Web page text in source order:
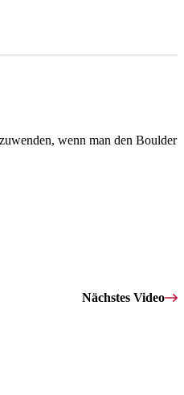
wenn man den Boulder
Nächstes Video